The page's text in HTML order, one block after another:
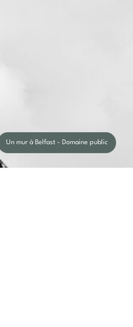
Un mur à Belfast - Domaine public